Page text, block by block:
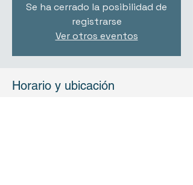
Se ha cerrado la posibilidad de
registrarse
Ver otros eventos
Horario y ubicación